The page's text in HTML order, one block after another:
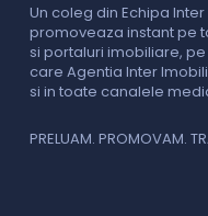
Un coleg din Echipa
promoveaza instant pe
si portaluri imobiliare,
care Agentia Inter
si in toate canalele
PRELUAM. PROMOVAM.